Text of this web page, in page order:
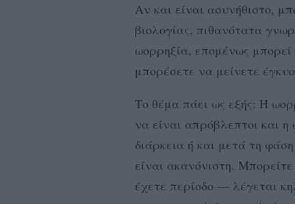
Αν και είναι ασυνήθιστο,
βιολογίας, πιθανότατα
ωορρηξία, επομένως μπορεί
μπορέσετε να μείνετε
Το θέμα πάει ως εξής: Η
να είναι απρόβλεπτοι και
διάρκεια ή και μετά τη
είναι ακανόνιστη.
έχετε περίοδο — λέγεται